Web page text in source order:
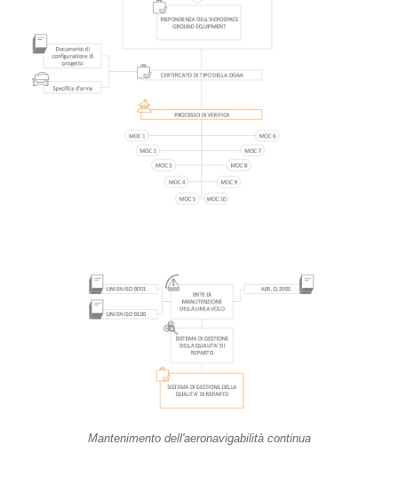
Mantenimento dell'aeronavigabilità continua